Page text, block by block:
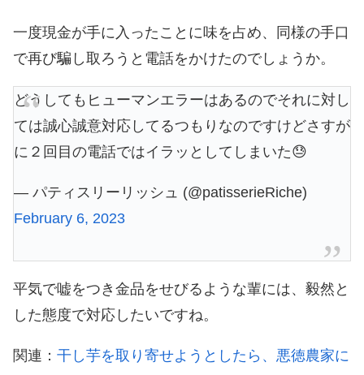
一度現金が手に入ったことに味を占め、同様の手口
で再び騙し取ろうと電話をかけたのでしょうか。
どうしてもヒューマンエラーはあるのでそれに対し
ては誠心誠意対応してるつもりなのですけどさすが
に２回目の電話ではイラッとしてしまいた😓
— パティスリーリッシュ (@patisserieRiche)
February 6, 2023
平気で嘘をつき金品をせびるような輩には、毅然と
した態度で対応したいですね。
関連： 干し芋を取り寄せようとしたら、悪徳農家に